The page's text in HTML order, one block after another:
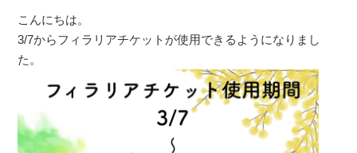
こんにちは。
3/7からフィラリアチケットが使用できるようになりまし
た。